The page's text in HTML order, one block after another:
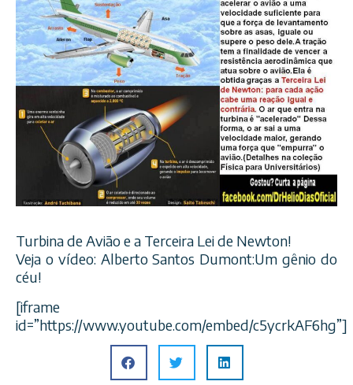
Turbina de Avião e a Terceira Lei de Newton!
Veja o vídeo: Alberto Santos Dumont:Um gênio do
céu!
[iframe
id=”https://www.youtube.com/embed/c5ycrkAF6hg”]